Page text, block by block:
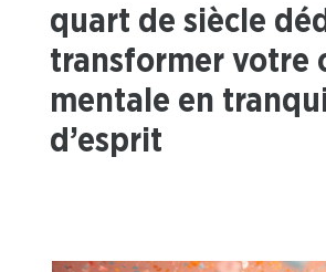
quart de siècle
transformer votre
mentale en
d’esprit